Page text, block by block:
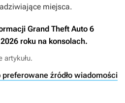
miejsca.
Grand Theft Auto 6
roku na konsolach.
artykułu.
preferowane źródło wiadomości